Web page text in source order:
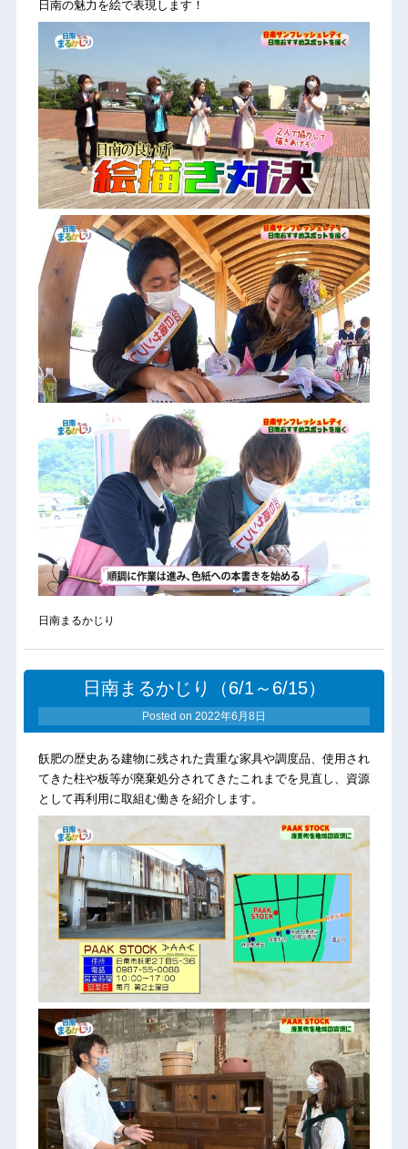
日南の魅力を絵で表現します！
日南まるかじり
日南まるかじり（6/1～6/15）
Posted on 2022年6月8日
飫肥の歴史ある建物に残された貴重な家具や調度品、使用され
てきた柱や板等が廃棄処分されてきたこれまでを見直し、資源
として再利用に取組む働きを紹介します。